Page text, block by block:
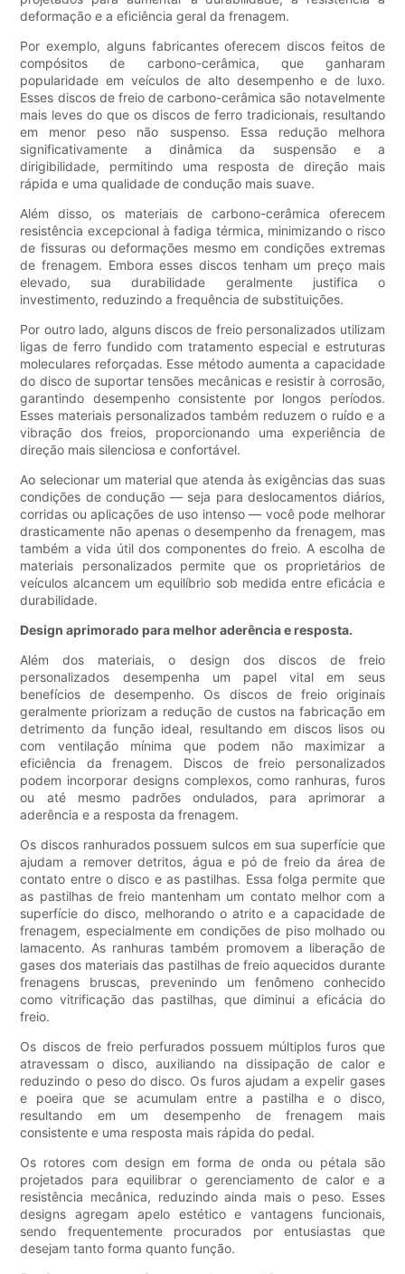
deformação e a eficiência geral da frenagem.
Por exemplo, alguns fabricantes oferecem discos feitos de
compósitos de carbono-cerâmica, que ganharam
popularidade em veículos de alto desempenho e de luxo.
Esses discos de freio de carbono-cerâmica são notavelmente
mais leves do que os discos de ferro tradicionais, resultando
em menor peso não suspenso. Essa redução melhora
significativamente a dinâmica da suspensão e a
dirigibilidade, permitindo uma resposta de direção mais
rápida e uma qualidade de condução mais suave.
Além disso, os materiais de carbono-cerâmica oferecem
resistência excepcional à fadiga térmica, minimizando o risco
de fissuras ou deformações mesmo em condições extremas
de frenagem. Embora esses discos tenham um preço mais
elevado, sua durabilidade geralmente justifica o
investimento, reduzindo a frequência de substituições.
Por outro lado, alguns discos de freio personalizados utilizam
ligas de ferro fundido com tratamento especial e estruturas
moleculares reforçadas. Esse método aumenta a capacidade
do disco de suportar tensões mecânicas e resistir à corrosão,
garantindo desempenho consistente por longos períodos.
Esses materiais personalizados também reduzem o ruído e a
vibração dos freios, proporcionando uma experiência de
direção mais silenciosa e confortável.
Ao selecionar um material que atenda às exigências das suas
condições de condução — seja para deslocamentos diários,
corridas ou aplicações de uso intenso — você pode melhorar
drasticamente não apenas o desempenho da frenagem, mas
também a vida útil dos componentes do freio. A escolha de
materiais personalizados permite que os proprietários de
veículos alcancem um equilíbrio sob medida entre eficácia e
durabilidade.
Design aprimorado para melhor aderência e resposta.
Além dos materiais, o design dos discos de freio
personalizados desempenha um papel vital em seus
benefícios de desempenho. Os discos de freio originais
geralmente priorizam a redução de custos na fabricação em
detrimento da função ideal, resultando em discos lisos ou
com ventilação mínima que podem não maximizar a
eficiência da frenagem. Discos de freio personalizados
podem incorporar designs complexos, como ranhuras, furos
ou até mesmo padrões ondulados, para aprimorar a
aderência e a resposta da frenagem.
Os discos ranhurados possuem sulcos em sua superfície que
ajudam a remover detritos, água e pó de freio da área de
contato entre o disco e as pastilhas. Essa folga permite que
as pastilhas de freio mantenham um contato melhor com a
superfície do disco, melhorando o atrito e a capacidade de
frenagem, especialmente em condições de piso molhado ou
lamacento. As ranhuras também promovem a liberação de
gases dos materiais das pastilhas de freio aquecidos durante
frenagens bruscas, prevenindo um fenômeno conhecido
como vitrificação das pastilhas, que diminui a eficácia do
freio.
Os discos de freio perfurados possuem múltiplos furos que
atravessam o disco, auxiliando na dissipação de calor e
reduzindo o peso do disco. Os furos ajudam a expelir gases
e poeira que se acumulam entre a pastilha e o disco,
resultando em um desempenho de frenagem mais
consistente e uma resposta mais rápida do pedal.
Os rotores com design em forma de onda ou pétala são
projetados para equilibrar o gerenciamento de calor e a
resistência mecânica, reduzindo ainda mais o peso. Esses
designs agregam apelo estético e vantagens funcionais,
sendo frequentemente procurados por entusiastas que
desejam tanto forma quanto função.